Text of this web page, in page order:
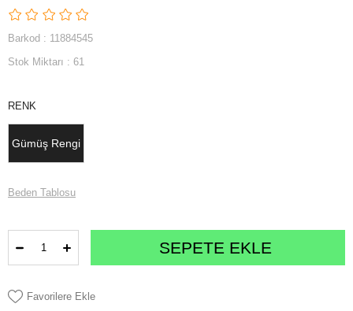
Barkod : 11884545
Stok Miktarı : 61
RENK
Gümüş Rengi
Beden Tablosu
Favorilere Ekle